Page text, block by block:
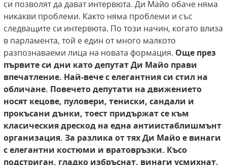
си позволят да дават интервюта. Ди Майо обаче няма
никакви проблеми. Както няма проблеми и със
следващите си интервюта. По този начин, когато влиза
в парламента, той е един от много малкото
разпознаваеми лица на новата формация. Още през
първите си дни като депутат Ди Майо прави
впечатление. Най-вече с елегантния си стил на
обличане. Повечето депутати на движението
носят кецове, пуловери, тениски, сандали и
прокъсани дънки, тоест придържат се към
класическия дрескод на една антиистаблишмънт
организация. За разлика от тях Ди Майое винаги
с елегантни костюми и вратовръзки. Късо
подстриган, гладко избръснат, винаги усмихнат,